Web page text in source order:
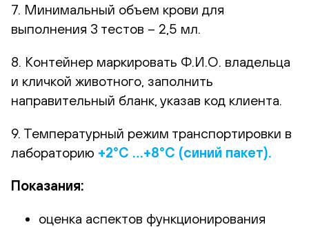
7. Минимальный объем крови для
выполнения 3 тестов – 2,5 мл.
8. Контейнер маркировать Ф.И.О. владельца
и кличкой животного, заполнить
направительный бланк, указав код клиента.
9. Температурный режим транспортировки в
лабораторию +2°С …+8°С (синий пакет).
Показания:
оценка аспектов функционирования